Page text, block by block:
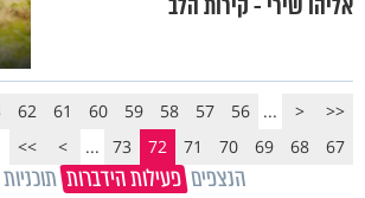
<<
<
...
56
57
58
59
60
61
62
67
68
69
70
71
72
73
...
>
>>
הנצפים פעילות הידברות